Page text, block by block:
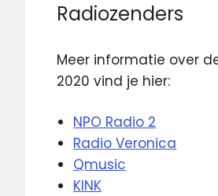
Radiozenders
Meer informatie over
2020 vind je hier:
NPO Radio 2
Radio Veronica
Qmusic
KINK